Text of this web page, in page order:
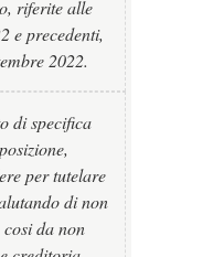
riferite alle
e precedenti,
2022.
di specifica
per tutelare
di non
da non